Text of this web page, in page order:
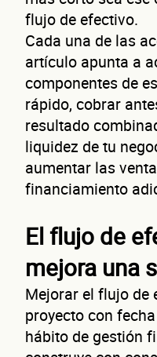
flujo de efectivo.
Cada una de las
artículo apunta a
componentes de
rápido, cobrar
resultado
liquidez de tu
aumentar las
financiamiento
El flujo de
mejora una
Mejorar el flujo de
proyecto con
hábito de gestión